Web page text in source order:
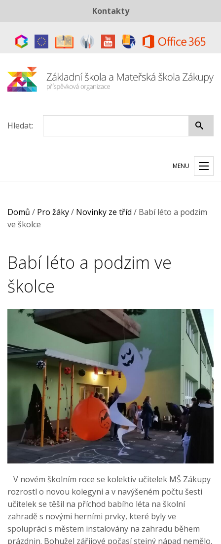
Kontakty
Datová schránka:ye8cp64
Hledat:
MENU
Domů / Pro žáky/ Novinky ze tříd / Babí léto a podzim
ve školce
Babí léto a podzim ve
školce
V novém školním roce se kolektiv učitelek MŠ Zákupy
rozrostl o novou kolegyni a v navýšeném počtu šesti
učitelek se těšil na příchod babího léta na školní
zahradě s novými herními prvky, které byly ve
spolupráci s městem instalovány na zahradu během
prázdnin. Bohužel zářijové počasí stejný nápad nemělo,